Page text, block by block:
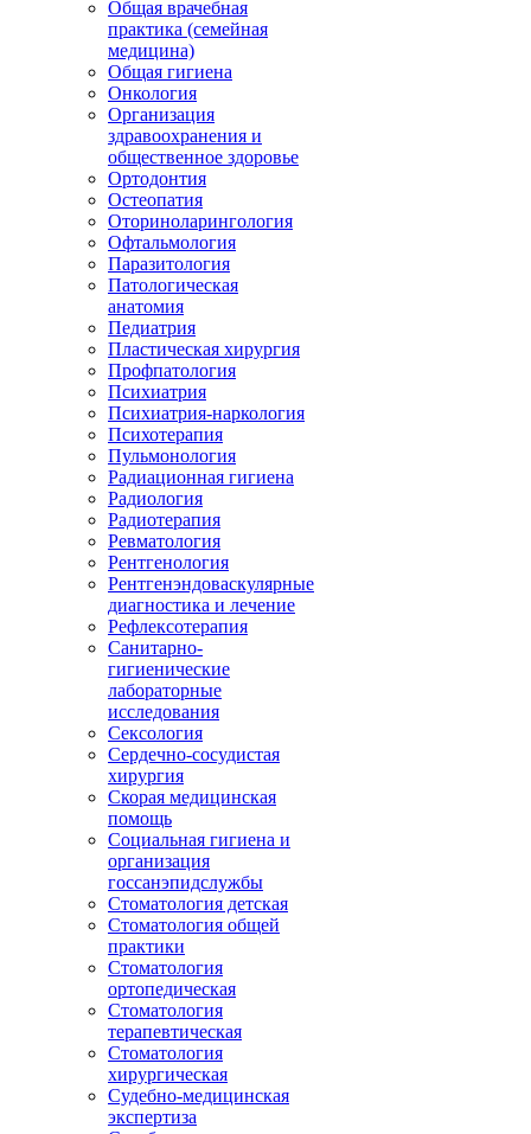
Общая врачебная
практика (семейная
медицина)
Общая гигиена
Онкология
Организация
здравоохранения и
общественное здоровье
Ортодонтия
Остеопатия
Оториноларингология
Офтальмология
Паразитология
Патологическая
анатомия
Педиатрия
Пластическая хирургия
Профпатология
Психиатрия
Психиатрия-наркология
Психотерапия
Пульмонология
Радиационная гигиена
Радиология
Радиотерапия
Ревматология
Рентгенология
Рентгенэндоваскулярные
диагностика и лечение
Рефлексотерапия
Санитарно-
гигиенические
лабораторные
исследования
Сексология
Сердечно-сосудистая
хирургия
Скорая медицинская
помощь
Социальная гигиена и
организация
госсанэпидслужбы
Стоматология детская
Стоматология общей
практики
Стоматология
ортопедическая
Стоматология
терапевтическая
Стоматология
хирургическая
Судебно-медицинская
экспертиза